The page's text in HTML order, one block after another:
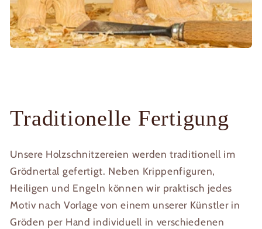
Traditionelle Fertigung
Unsere Holzschnitzereien werden traditionell im
Grödnertal gefertigt. Neben Krippenfiguren,
Heiligen und Engeln können wir praktisch jedes
Motiv nach Vorlage von einem unserer Künstler in
Gröden per Hand individuell in verschiedenen